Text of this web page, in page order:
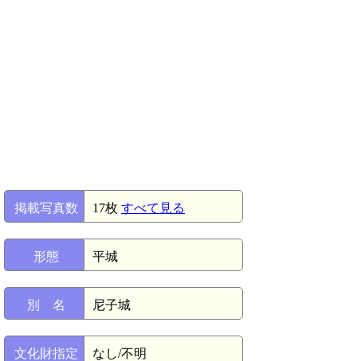
掲載写真数 17枚 すべて見る
形態 平城
別 名 尼子城
文化財指定 なし/不明